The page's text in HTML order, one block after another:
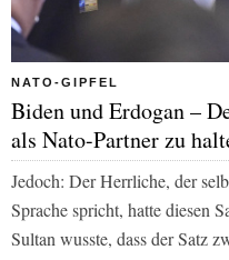
NATO-GIPFEL
Biden und Erdogan –
als Nato-Partner zu
Jedoch: Der Herrliche, der
Sprache spricht, hatte diesen
Sultan wusste, dass der Satz